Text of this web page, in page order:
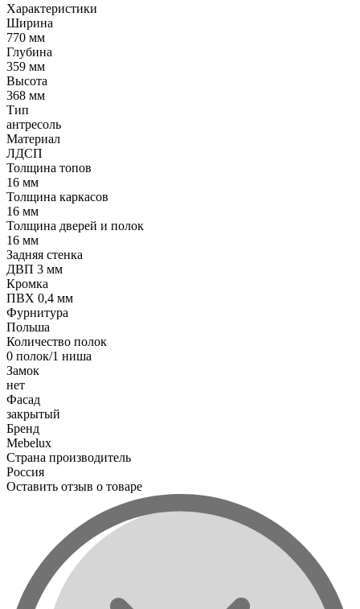
Характеристики
Ширина
770 мм
Глубина
359 мм
Высота
368 мм
Тип
антресоль
Материал
ЛДСП
Толщина топов
16 мм
Толщина каркасов
16 мм
Толщина дверей и полок
16 мм
Задняя стенка
ДВП 3 мм
Кромка
ПВХ 0,4 мм
Фурнитура
Польша
Количество полок
0 полок/1 ниша
Замок
нет
Фасад
закрытый
Бренд
Mebelux
Страна производитель
Россия
Оставить отзыв о товаре